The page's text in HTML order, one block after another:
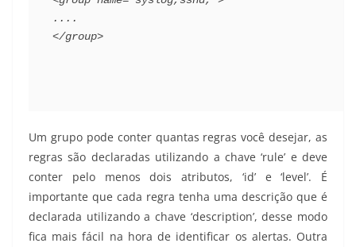
....
</group>
Um grupo pode conter quantas regras você desejar, as
regras são declaradas utilizando a chave ‘rule’ e deve
conter pelo menos dois atributos, ‘id’ e ‘level’. É
importante que cada regra tenha uma descrição que é
declarada utilizando a chave ‘description’, desse modo
fica mais fácil na hora de identificar os alertas. Outra